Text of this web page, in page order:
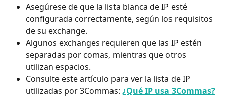
Asegúrese de que la lista blanca de IP esté
configurada correctamente, según los requisitos
de su exchange.
Algunos exchanges requieren que las IP estén
separadas por comas, mientras que otros
utilizan espacios.
Consulte este artículo para ver la lista de IP
utilizadas por 3Commas: ¿Qué IP usa 3Commas?